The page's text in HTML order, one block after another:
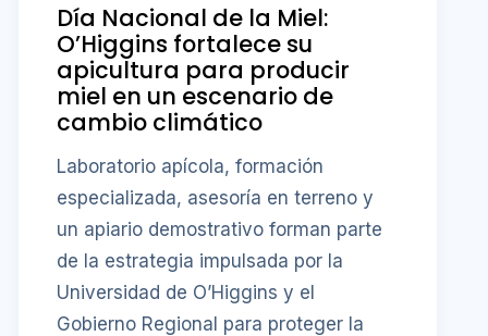
Día Nacional de la Miel:
O’Higgins fortalece su
apicultura para producir
miel en un escenario de
cambio climático
Laboratorio apícola, formación
especializada, asesoría en terreno y
un apiario demostrativo forman parte
de la estrategia impulsada por la
Universidad de O’Higgins y el
Gobierno Regional para proteger la